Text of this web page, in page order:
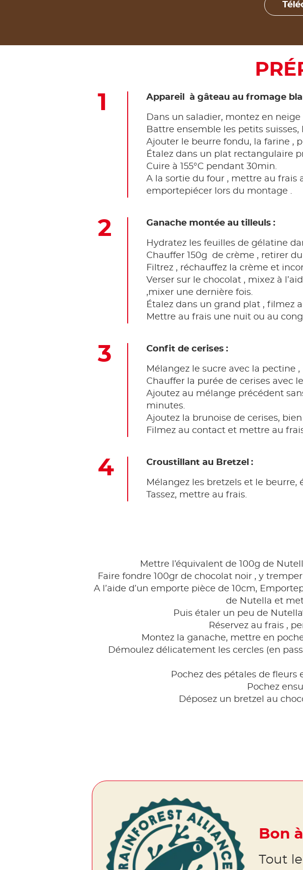
Appareil à gâteau au fromage
Dans un saladier, montez en neige
Battre ensemble les petits suisses,
Ajouter le beurre fondu, la farine ,
Étalez dans un plat rectangulaire
Cuire à 155°C pendant 30min.
A la sortie du four , mettre au frais
emportepiécer lors du montage .
Ganache montée au tilleuls :
Hydratez les feuilles de gélatine
Chauffer 150g
de crème , retirer
Filtrez , réchauffez la crème et
Verser sur le chocolat , mixez à
,mixer une dernière fois.
Étalez dans un grand plat , filmez
Mettre au frais une nuit ou au
Confit de cerises :
Mélangez le sucre avec la pectine ,
Chauffer la purée de cerises avec
Ajoutez au mélange précédent
minutes.
Ajoutez la brunoise de cerises,
Filmez au contact et mettre au
Croustillant au Bretzel :
Mélangez les bretzels et le beurre,
Tassez, mettre au frais.
Mettre l’équivalent de 100g de
Faire fondre 100gr de chocolat noir , y
A l’aide d’un emporte pièce de 10cm,
de Nutella et
Puis étaler un peu de Nutella
Réservez au frais ,
Montez la ganache, mettre en
Démoulez délicatement les cercles (en
Pochez des pétales de
Pochez
Déposez un bretzel au
Bon
Tout